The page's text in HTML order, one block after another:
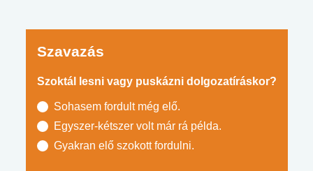
Szavazás
Szoktál lesni vagy puskázni dolgozatíráskor?
Sohasem fordult még elő.
Egyszer-kétszer volt már rá példa.
Gyakran elő szokott fordulni.